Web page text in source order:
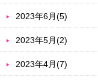
2023年6月(5)
2023年5月(2)
2023年4月(7)